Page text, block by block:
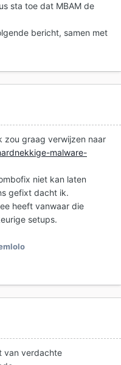
sta toe dat MBAM de
bericht, samen met
zou graag verwijzen naar
malware-
niet kan laten
gefixt dacht ik.
heeft vanwaar die
setups.
van verdachte